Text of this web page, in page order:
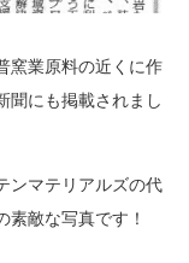
窯業原料の近くに作
聞にも掲載されまし
ンマテリアルズの代
敵な写真です！